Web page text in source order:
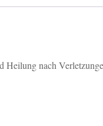
nach